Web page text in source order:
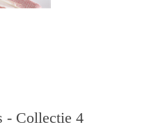
- Collectie 4